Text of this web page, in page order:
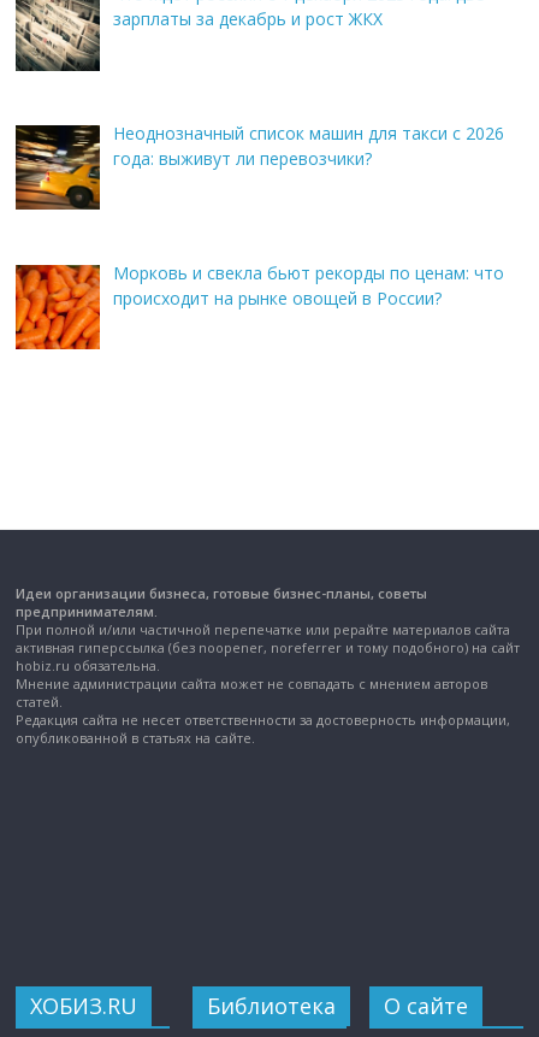
зарплаты за декабрь и рост ЖКХ
Неоднозначный список машин для такси с 2026
года: выживут ли перевозчики?
Морковь и свекла бьют рекорды по ценам: что
происходит на рынке овощей в России?
Идеи организации бизнеса, готовые бизнес-планы, советы
предпринимателям.
При полной и/или частичной перепечатке или рерайте материалов сайта
активная гиперссылка (без noopener, noreferrer и тому подобного) на сайт
hobiz.ru обязательна.
Мнение администрации сайта может не совпадать с мнением авторов
статей.
Редакция сайта не несет ответственности за достоверность информации,
опубликованной в статьях на сайте.
ХОБИЗ.RU Библиотека О сайте